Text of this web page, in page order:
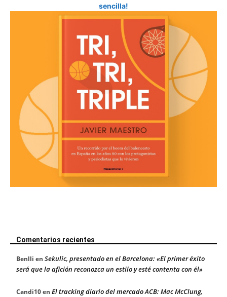
sencilla!
Comentarios recientes
Benlli en Sekulic, presentado en el Barcelona: «El primer éxito
será que la afición reconozca un estilo y esté contenta con él»
Candi10en El tracking diario del mercado ACB: Mac McClung,